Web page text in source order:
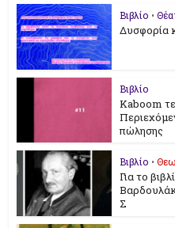
Βιβλίο •
Δυσφορία
Βιβλίο
Kaboom
πώλησης
Βιβλίο •
Για το
Σ